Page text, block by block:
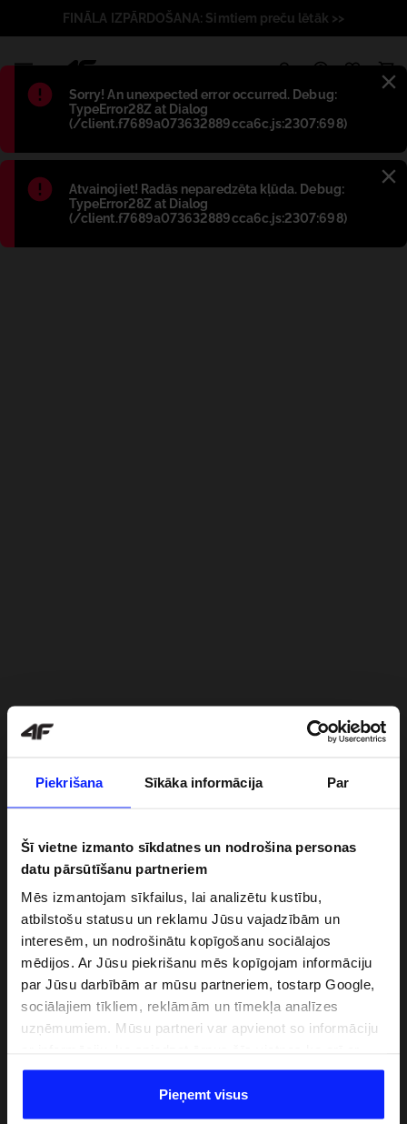
Piekrišana Sīkāka informācija Par
Šī vietne izmanto sīkdatnes un nodrošina personas
datu pārsūtīšanu partneriem
Mēs izmantojam sīkfailus, lai analizētu kustību,
atbilstošu statusu un reklamu Jūsu vajadzībām un
interesēm, un nodrošinātu kopīgošanu sociālajos
mēdijos. Ar Jūsu piekrišanu mēs kopīgojam informāciju
par Jūsu darbībām ar mūsu partneriem, tostarp Google,
sociālajiem tīkliem, reklāmām un tīmekļa analīzes
uzņēmumiem. Mūsu partneri var apvienot so informāciju
datiem, ko viņi iegūst, izmantojot viņu pakalpojumus. Ar
Jūsu atļauju, mēs varam pārsūtīt Jūsu personas datus
saviem partneriem, lai uzlabotu veidu, kadā tiek rādīta
Pieņemt visus
Błąd:
Sorry! An unexpected error occurred. Debug:
TypeError28Z at Dialog
(/client.f7689a073632889cca6c.js:2307:698)
Błąd:
Atvainojiet! Radās neparedzēta kļūda. Debug:
TypeError28Z at Dialog
(/client.f7689a073632889cca6c.js:2307:698)
FINĀLA IZPĀRDOŠANA: Simtiem preču lētāk >>